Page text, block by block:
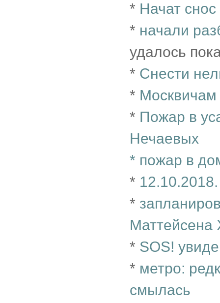
* Начат
* начали
удалось
* Снести
*
* Пожар в
Нечаевых
* пожар в
*
*
Маттейсена
* SOS!
* метро:
смылась